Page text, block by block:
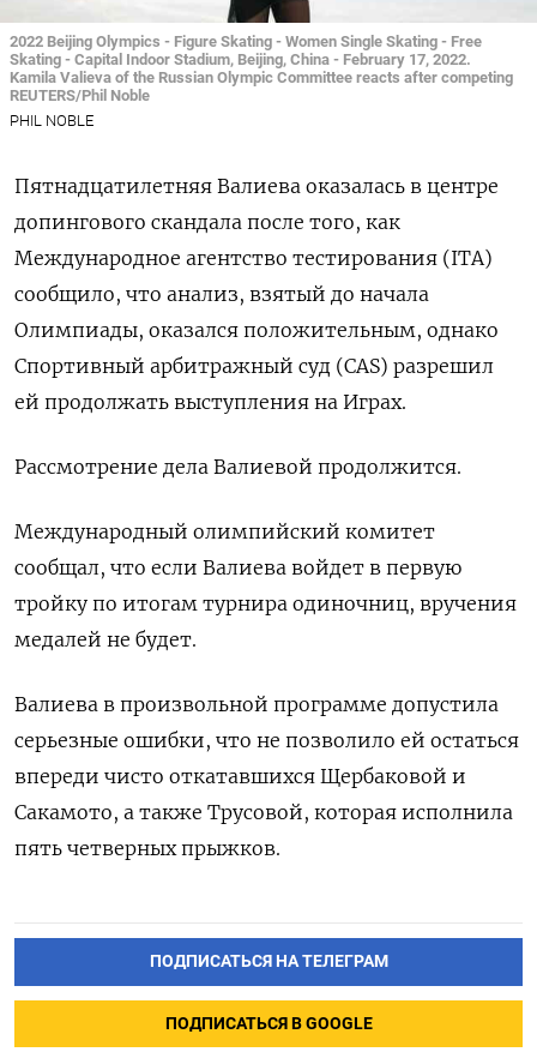
2022 Beijing Olympics - Figure Skating - Women Single Skating - Free
Skating - Capital Indoor Stadium, Beijing, China - February 17, 2022.
Kamila Valieva of the Russian Olympic Committee reacts after competing
REUTERS/Phil Noble
PHIL NOBLE
Пятнадцатилетняя Валиева оказалась в центре
допингового скандала после того, как
Международное агентство тестирования (ITA)
сообщило, что анализ, взятый до начала
Олимпиады, оказался положительным, однако
Спортивный арбитражный суд (CAS) разрешил
ей продолжать выступления на Играх.
Рассмотрение дела Валиевой продолжится.
Международный олимпийский комитет
сообщал, что если Валиева войдет в первую
тройку по итогам турнира одиночниц, вручения
медалей не будет.
Валиева в произвольной программе допустила
серьезные ошибки, что не позволило ей остаться
впереди чисто откатавшихся Щербаковой и
Сакамото, а также Трусовой, которая исполнила
пять четверных прыжков.
ПОДПИСАТЬСЯ НА ТЕЛЕГРАМ
ПОДПИСАТЬСЯ В GOOGLE